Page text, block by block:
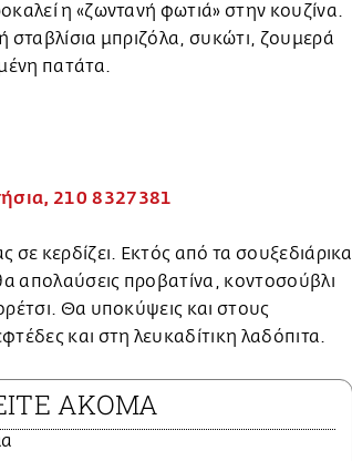
η «ζωντανή φωτιά» στην κουζίνα.
σταβλίσια μπριζόλα, συκώτι, ζουμερά
πατάτα.
210 8327381
σε κερδίζει. Εκτός από τα σουξεδιάρικα
απολαύσεις προβατίνα, κοντοσούβλι
Θα υποκύψεις και στους
και στη λευκαδίτικη λαδόπιτα.
ΑΚΟΜΑ